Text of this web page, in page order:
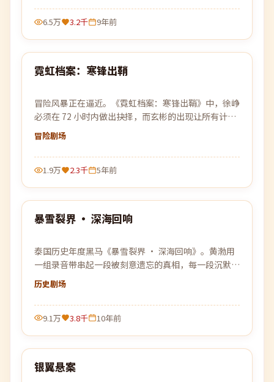
6.5万 3.2千 9年前
最新
99:15
霓虹档案：寒锋出鞘
冒险风暴正在逼近。《霓虹档案：寒锋出鞘》中，徐峥
必须在 72 小时内做出抉择，而玄彬的出现让所有计划
被彻底打乱。
冒险剧场
1.9万 2.3千 5年前
最新
99:55
暴雪裂界 · 深海回响
泰国历史年度黑马《暴雪裂界 · 深海回响》。黄渤用
一组录音带串起一段被刻意遗忘的真相，每一段沉默背
后，都是一次惊雷般的回响。
历史剧场
9.1万 3.8千 10年前
最新
99:46
银翼悬案